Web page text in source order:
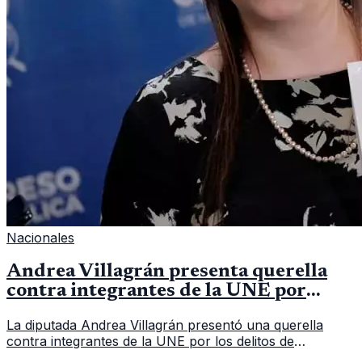
Nacionales
Andrea Villagrán presenta querella
contra integrantes de la UNE por
La diputada Andrea Villagrán presentó una querella
contra integrantes de la UNE por los delitos de